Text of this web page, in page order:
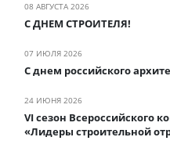
08 АВГУСТА 2026
С ДНЕМ СТРОИТЕЛЯ!
07 ИЮЛЯ 2026
С днем российского
24 ИЮНЯ 2026
VI сезон Всероссийского
«Лидеры строительной